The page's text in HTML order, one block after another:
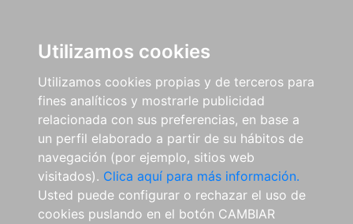
Utilizamos cookies
Utilizamos cookies propias y de terceros para
fines analíticos y mostrarle publicidad
relacionada con sus preferencias, en base a
un perfil elaborado a partir de su hábitos de
navegación (por ejemplo, sitios web
visitados). Clica aquí para más información.
Usted puede configurar o rechazar el uso de
cookies puslando en el botón CAMBIAR